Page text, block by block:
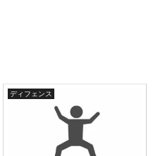
ディフェンス